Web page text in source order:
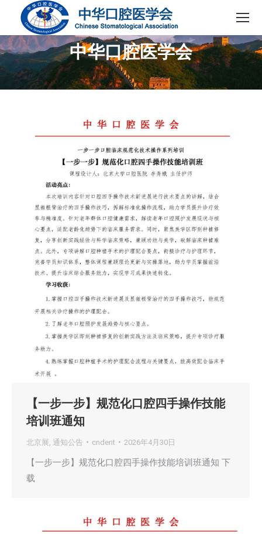
中华口腔医学会
您在这里：
【一步一步】规范化口腔四手操作技能
培训班通知
北京展 通知公告 cndent 2026年4月30日
【一步一步】规范化口腔四手操作技能培训班通知 下
载